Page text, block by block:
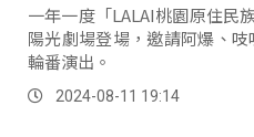
一年一度「LALAI桃園原住民
陽光劇場登場，邀請阿爆、
輪番演出。
2024-08-11 19:14